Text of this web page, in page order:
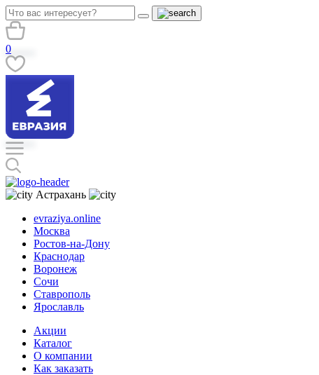
0
Астрахань
evraziya.online
Москва
Ростов-на-Дону
Краснодар
Воронеж
Сочи
Ставрополь
Ярославль
Акции
Каталог
О компании
Как заказать